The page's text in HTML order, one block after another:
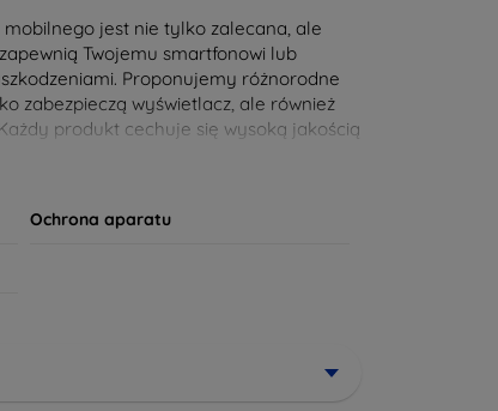
jest nie tylko zalecana, ale
Twojemu smartfonowi lub
Proponujemy różnorodne
zabezpieczą wyświetlacz, ale również
produkt cechuje się wysoką jakością
długotrwałą żywotność. Twój komfort i
Ochrona aparatu